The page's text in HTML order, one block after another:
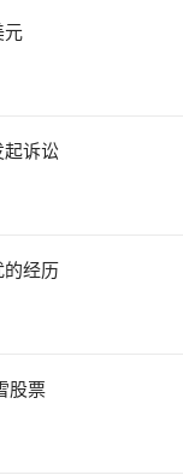
元
诉讼
的经历
股票